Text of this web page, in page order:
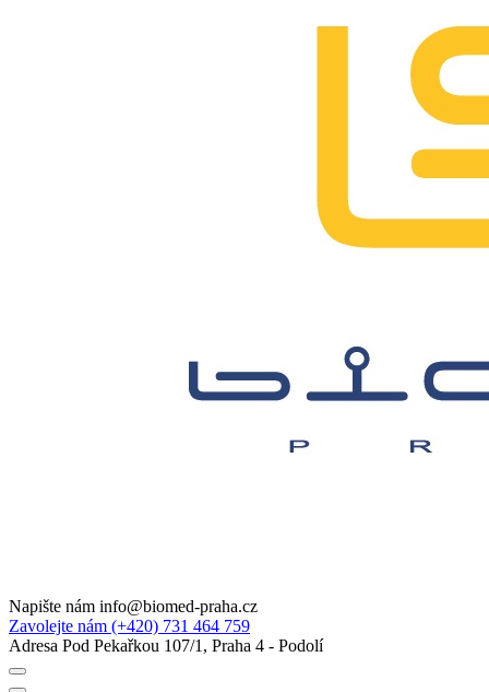
Napište nám info@biomed-praha.cz
Zavolejte nám (+420) 731 464 759
Adresa Pod Pekařkou 107/1, Praha 4 - Podolí